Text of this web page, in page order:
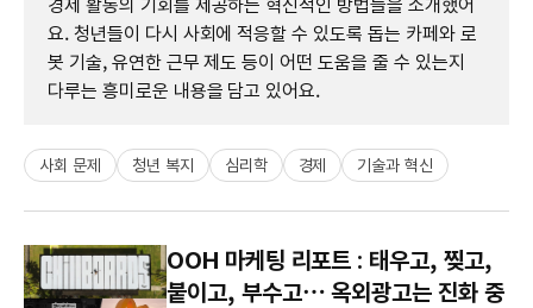
경제 활동의 기회를 제공하는 혁신적인 방법들을 소개했어
요. 청년들이 다시 사회에 적응할 수 있도록 돕는 카페와 로
봇 기술, 유연한 근무 제도 등이 어떤 도움을 줄 수 있는지
다루는 흥미로운 내용을 담고 있어요.
사회 문제 청년 복지 심리학 경제 기술과 혁신
OOH 마케팅 리포트 : 태우고, 찢고,
붙이고, 부수고… 옥외광고는 진화 중